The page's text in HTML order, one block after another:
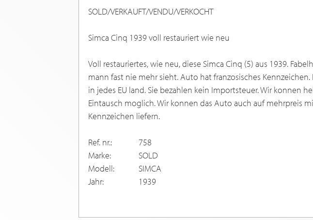
SOLD/VERKAUFT/VENDU/VERKOCHT
Simca Cinq 1939 voll restauriert wie neu
Voll restauriertes, wie neu, diese Simca Cinq (5) aus 1939.
mann fast nie mehr sieht. Auto hat franzosisches Kennzeichen.
in jedes EU land. Sie bezahlen kein Importsteuer. Wir konnen
Eintausch moglich. Wir konnen das Auto auch auf mehrpreis
Kennzeichen liefern.
Ref. nr.:
758
Marke:
SOLD
Modell:
SIMCA
Jahr:
1939